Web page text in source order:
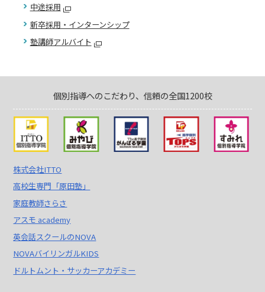
中途採用
新卒採用・インターンシップ
塾講師アルバイト
個別指導へのこだわり、信頼の全国1200校
株式会社ITTO
高校生専門「原田塾」
家庭教師さらさ
アスモ academy
英会話スクールのNOVA
NOVAバイリンガルKIDS
ドルトムント・サッカーアカデミー